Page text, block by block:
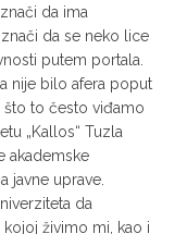
da ima
da se neko lice
putem portala.
nije bilo afera poput
što to često viđamo
„Kallos“ Tuzla
akademske
javne uprave.
da
živimo mi, kao i